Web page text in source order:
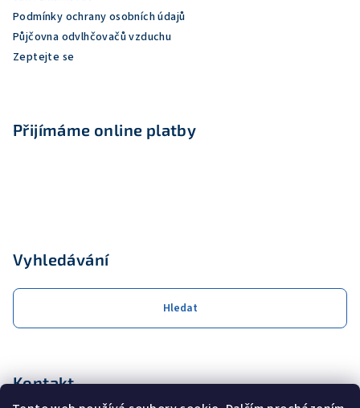
Podmínky ochrany osobních údajů
Půjčovna odvlhčovačů vzduchu
Zeptejte se
Přijímáme online platby
Vyhledávání
Hledat
Kontakt